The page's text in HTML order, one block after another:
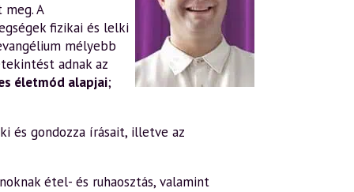
A
fizikai és lelki
mélyebb
adnak az
életmód alapjai;
és gondozza írásait, illetve az
étel- és ruhaosztás, valamint